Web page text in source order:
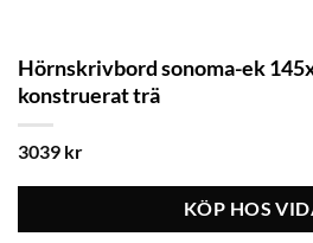
Hörnskrivbord sonoma-ek
konstruerat trä
3039 kr
KÖP HOS